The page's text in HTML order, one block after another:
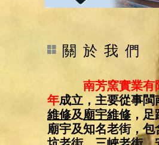
關 於 我 們
南芳窯實業有
年成立，主要從事閩
維修及廟宇維修，足
廟宇及知名老街，包